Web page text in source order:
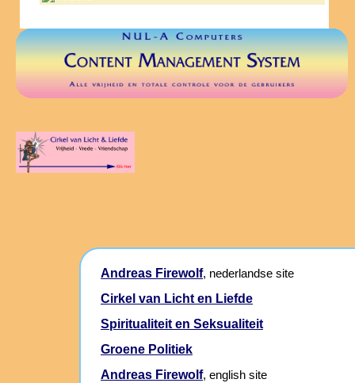
Andreas Firewolf, nederlandse site
Cirkel van Licht en Liefde
Spiritualiteit en Seksualiteit
Groene Politiek
Andreas Firewolf, english site